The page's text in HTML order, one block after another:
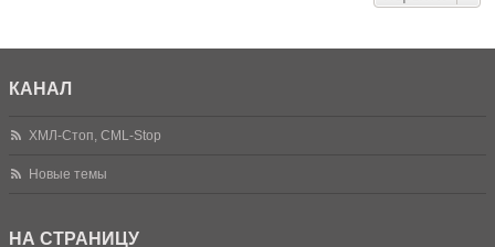
КАНАЛ
ХМЛ-Стоп, CML-Stop
Новые темы
НА СТРАНИЦУ